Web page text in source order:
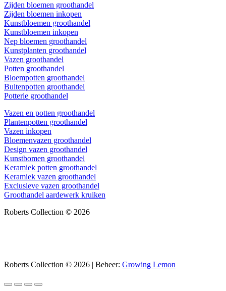
Zijden bloemen groothandel
Zijden bloemen inkopen
Kunstbloemen groothandel
Kunstbloemen inkopen
Nep bloemen groothandel
Kunstplanten groothandel
Vazen groothandel
Potten groothandel
Bloempotten groothandel
Buitenpotten groothandel
Potterie groothandel
Vazen en potten groothandel
Plantenpotten groothandel
Vazen inkopen
Bloemenvazen groothandel
Design vazen groothandel
Kunstbomen groothandel
Keramiek potten groothandel
Keramiek vazen groothandel
Exclusieve vazen groothandel
Groothandel aardewerk kruiken
Roberts Collection © 2026
Roberts Collection © 2026 | Beheer: Growing Lemon